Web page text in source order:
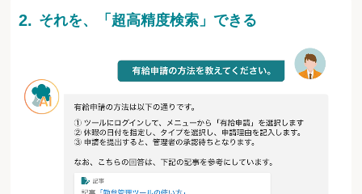
それを、「超高精度検索」できる